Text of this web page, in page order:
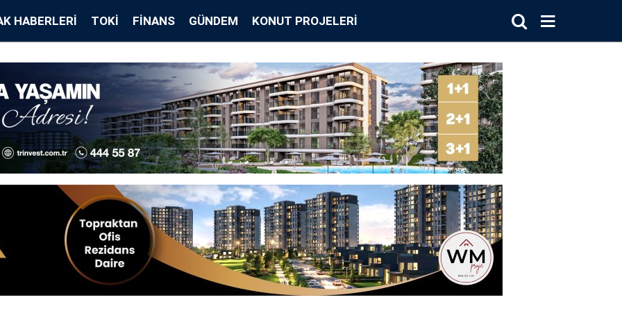
HABERLERI TOKİ FINANS GÜNDEM KONUT PROJELERI